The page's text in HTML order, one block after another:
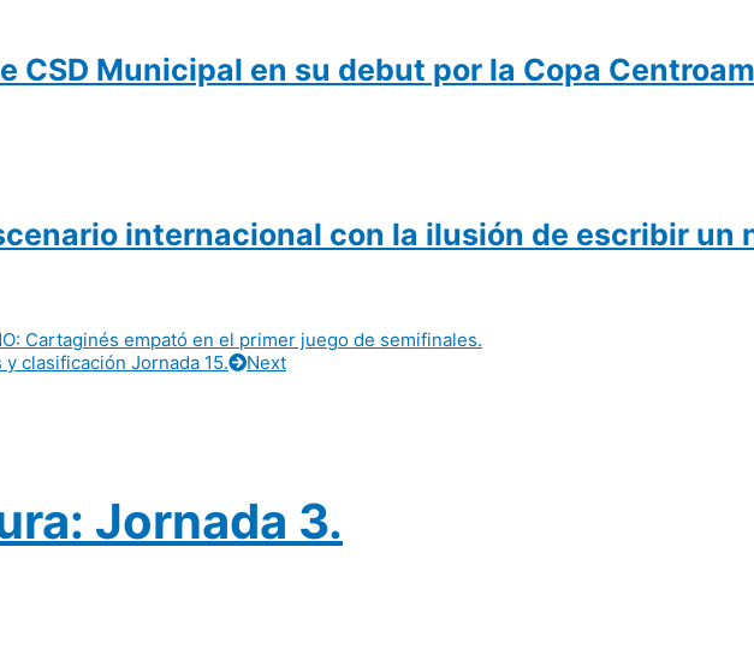
CSD Municipal en su debut por la Copa
internacional con la ilusión de escribir un
Cartaginés empató en el primer juego de semifinales.
clasificación Jornada 15. Next
Jornada 3.